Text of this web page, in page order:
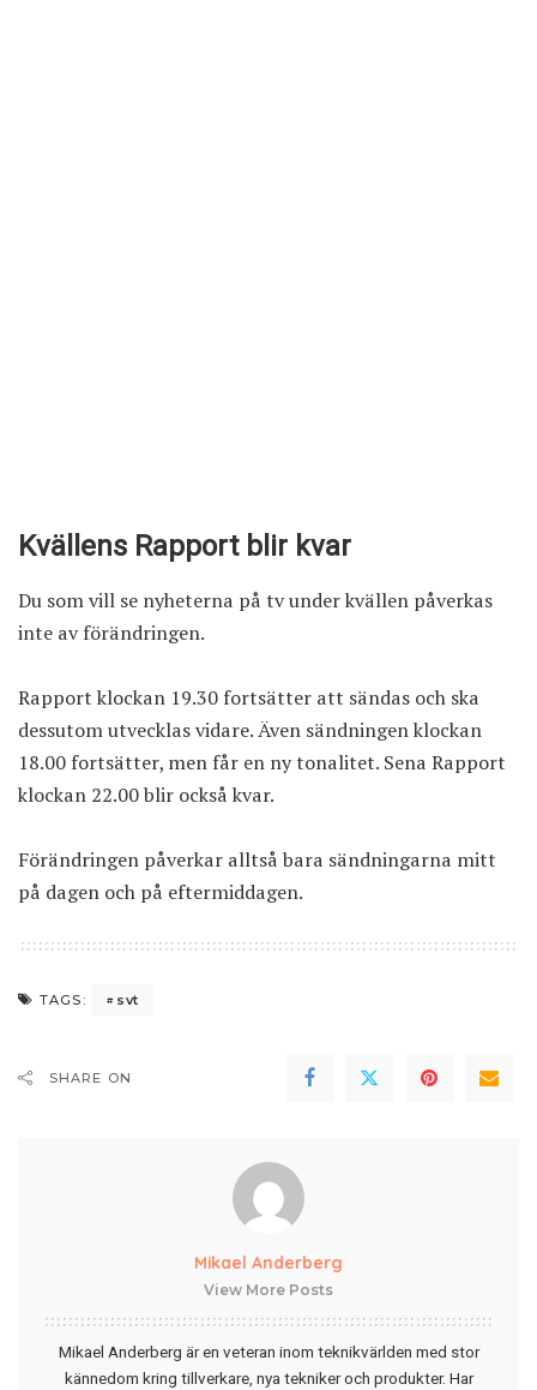
Kvällens Rapport blir kvar
Du som vill se nyheterna på tv under kvällen påverkas
inte av förändringen.
Rapport klockan 19.30 fortsätter att sändas och ska
dessutom utvecklas vidare. Även sändningen klockan
18.00 fortsätter, men får en ny tonalitet. Sena Rapport
klockan 22.00 blir också kvar.
Förändringen påverkar alltså bara sändningarna mitt
på dagen och på eftermiddagen.
TAGS: svt
SHARE ON
Mikael Anderberg
View More Posts
Mikael Anderberg är en veteran inom teknikvärlden med stor
kännedom kring tillverkare, nya tekniker och produkter. Har